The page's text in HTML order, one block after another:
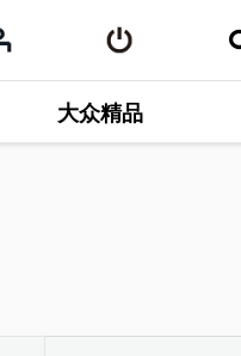
大众精品